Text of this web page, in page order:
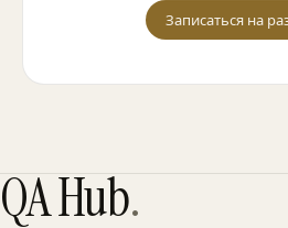
Записаться на
QA Hub.